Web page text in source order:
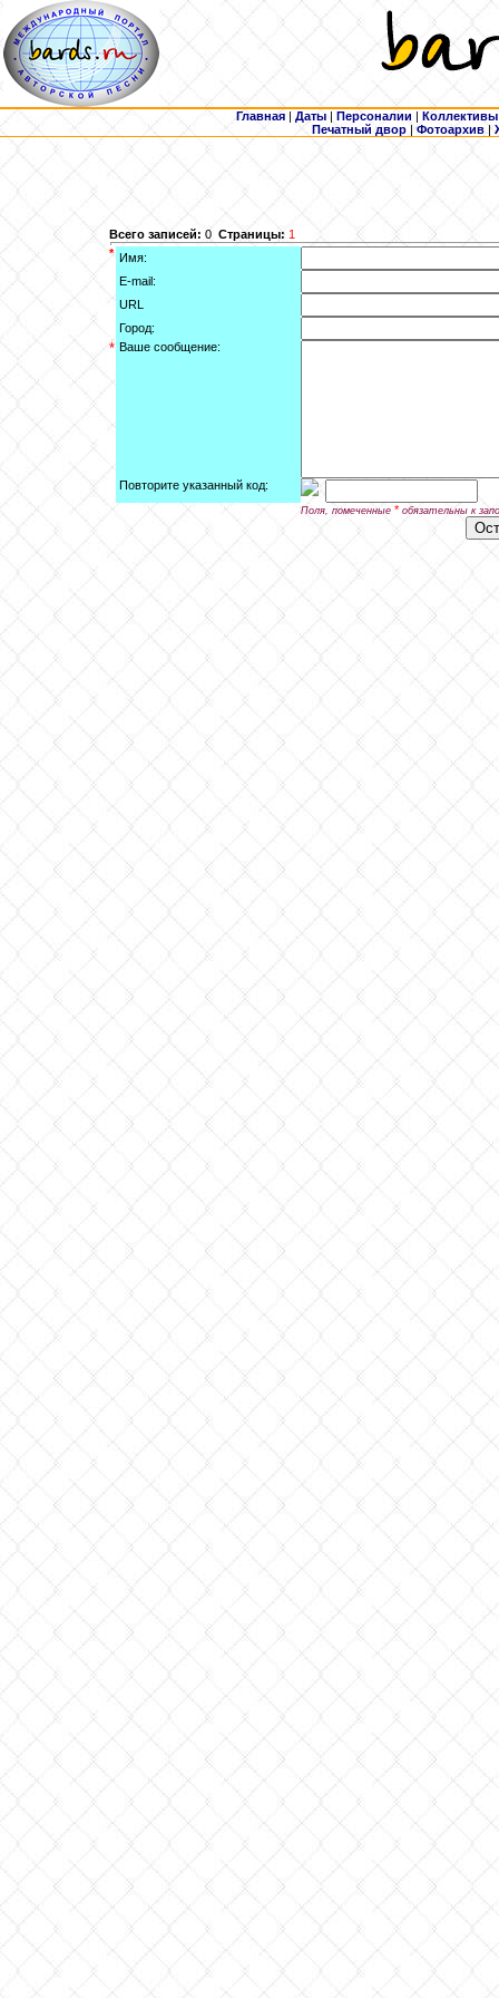
Главная | Даты | Персоналии | Коллективы
Печатный двор |Фотоархив |
Всего записей: 0 Страницы: 1
* Имя:
E-mail:
URL
Город:
* Ваше сообщение:
Повторите указанный код:
Поля, помеченные * обязательны к